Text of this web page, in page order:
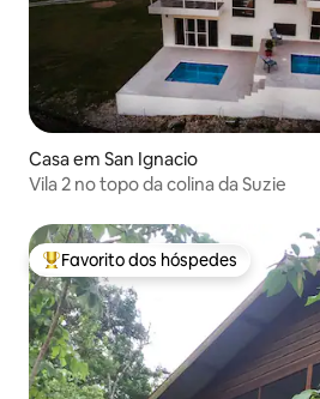
Casa em San Ignacio
Vila 2 no topo da colina da Suzie
Favoritos dos hóspedes mais
Favorito dos hóspedes